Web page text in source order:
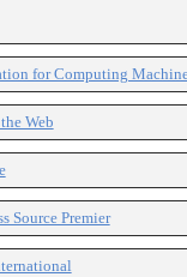
for Computing
Web
Source Premier